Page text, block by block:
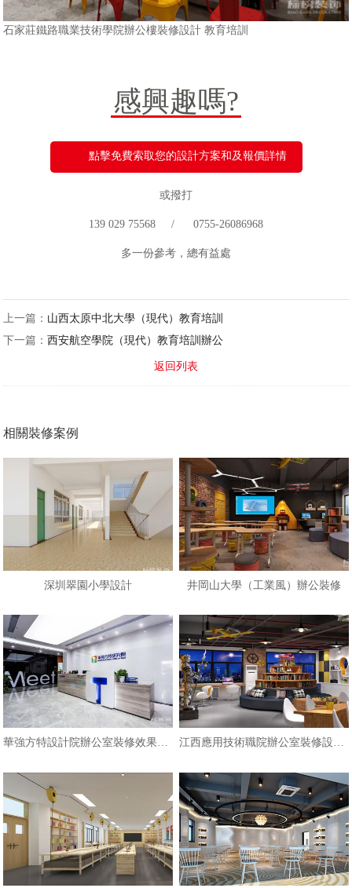
石家莊鐵路職業技術學院辦公樓裝修設計 教育培訓
感興趣嗎?
點擊免費索取您的設計方案和及報價詳情
或撥打
139 029 75568 / 0755-26086968
多一份參考，總有益處
上一篇： 山西太原中北大學（現代）教育培訓
下一篇：西安航空學院（現代）教育培訓辦公
返回列表
相關裝修案例
深圳翠園小學設計 井岡山大學（工業風）辦公裝修
華強方特設計院辦公室裝修效果圖VS 江西應用技術職院辦公室裝修設計效